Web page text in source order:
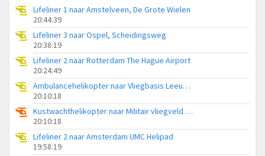
Lifeliner 1 naar Amstelveen, De Grote Wielen
20:44:39
Lifeliner 3 naar Ospel, Scheidingsweg
20:38:19
Lifeliner 2 naar Rotterdam The Hague Airport
20:24:49
Ambulancehelikopter naar Vliegbasis Leeuwarden
20:10:18
Kustwachthelikopter naar Militair vliegveld De Kooy / Den Helder Airport
20:10:18
Lifeliner 2 naar Amsterdam UMC Helipad
19:58:19